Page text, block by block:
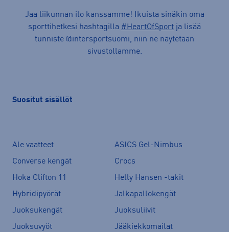
Jaa liikunnan ilo kanssamme! Ikuista sinäkin oma
sporttihetkesi hashtagilla #HeartOfSport ja lisää
tunniste @intersportsuomi, niin ne näytetään
sivustollamme.
Suositut sisällöt
Ale vaatteet
ASICS Gel-Nimbus
Converse kengät
Crocs
Hoka Clifton 11
Helly Hansen -takit
Hybridipyörät
Jalkapallokengät
Juoksukengät
Juoksuliivit
Juoksuvyöt
Jääkiekkomailat